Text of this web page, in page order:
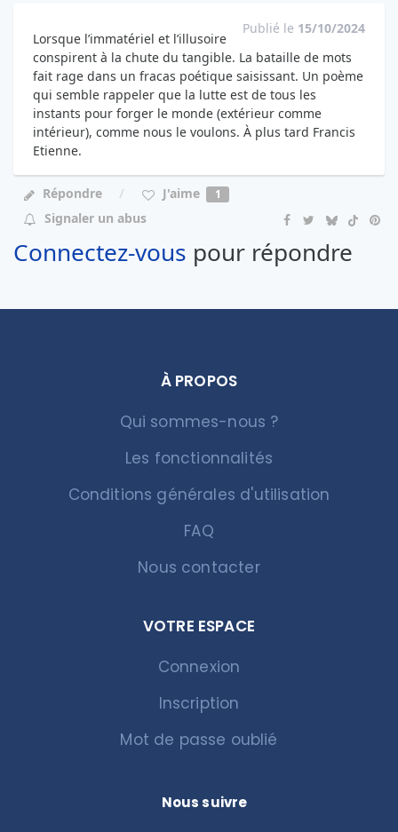
Publié le 15/10/2024
Lorsque l’immatériel et l’illusoire
conspirent à la chute du tangible. La bataille de mots
fait rage dans un fracas poétique saisissant. Un poème
qui semble rappeler que la lutte est de tous les
instants pour forger le monde (extérieur comme
intérieur), comme nous le voulons. À plus tard Francis
Etienne.
Répondre J'aime 1
Signaler un abus
Connectez-vous pour répondre
À PROPOS
Qui sommes-nous ?
Les fonctionnalités
Conditions générales d'utilisation
FAQ
Nous contacter
VOTRE ESPACE
Connexion
Inscription
Mot de passe oublié
Nous suivre